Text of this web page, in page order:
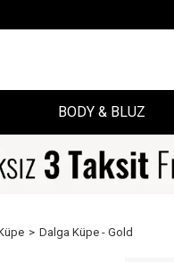
BODY & BLUZ
Dalga Küpe - Gold